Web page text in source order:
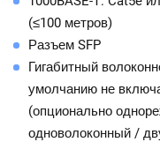
(≤100 метров)
Разъем SFP
Гигабитный
умолчанию не
(опционально
одноволоконный /